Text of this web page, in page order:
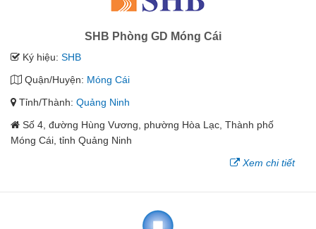
SHB Phòng GD Móng Cái
Ký hiệu: SHB
Quận/Huyện: Móng Cái
Tỉnh/Thành: Quảng Ninh
Số 4, đường Hùng Vương, phường Hòa Lạc, Thành phố
Móng Cái, tỉnh Quảng Ninh
Xem chi tiết